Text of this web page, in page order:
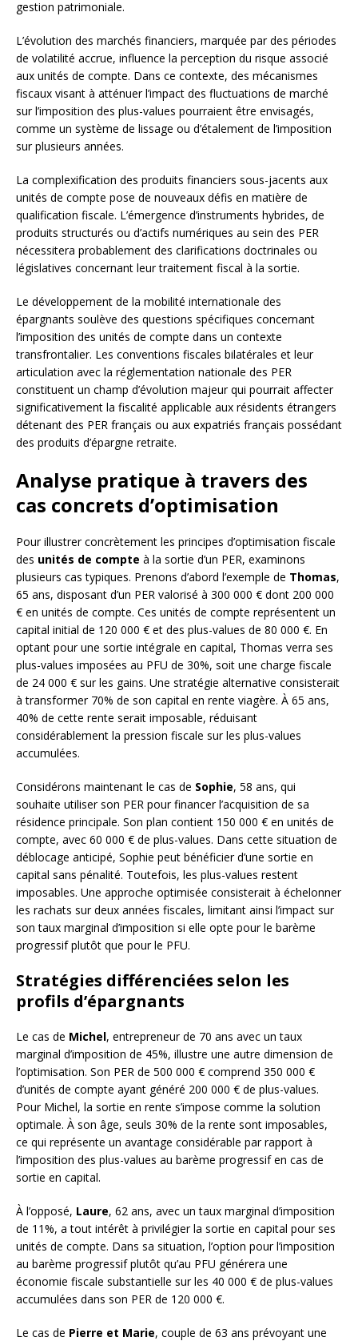
gestion patrimoniale.
L’évolution des marchés financiers, marquée par des périodes
de volatilité accrue, influence la perception du risque associé
aux unités de compte. Dans ce contexte, des mécanismes
fiscaux visant à atténuer l’impact des fluctuations de marché
sur l’imposition des plus-values pourraient être envisagés,
comme un système de lissage ou d’étalement de l’imposition
sur plusieurs années.
La complexification des produits financiers sous-jacents aux
unités de compte pose de nouveaux défis en matière de
qualification fiscale. L’émergence d’instruments hybrides, de
produits structurés ou d’actifs numériques au sein des PER
nécessitera probablement des clarifications doctrinales ou
législatives concernant leur traitement fiscal à la sortie.
Le développement de la mobilité internationale des
épargnants soulève des questions spécifiques concernant
l’imposition des unités de compte dans un contexte
transfrontalier. Les conventions fiscales bilatérales et leur
articulation avec la réglementation nationale des PER
constituent un champ d’évolution majeur qui pourrait affecter
significativement la fiscalité applicable aux résidents étrangers
détenant des PER français ou aux expatriés français possédant
des produits d’épargne retraite.
Analyse pratique à travers des
cas concrets d’optimisation
Pour illustrer concrètement les principes d’optimisation fiscale
des unités de compte à la sortie d’un PER, examinons
plusieurs cas typiques. Prenons d’abord l’exemple de Thomas,
65 ans, disposant d’un PER valorisé à 300 000 € dont 200 000
€ en unités de compte. Ces unités de compte représentent un
capital initial de 120 000 € et des plus-values de 80 000 €. En
optant pour une sortie intégrale en capital, Thomas verra ses
plus-values imposées au PFU de 30%, soit une charge fiscale
de 24 000 € sur les gains. Une stratégie alternative consisterait
à transformer 70% de son capital en rente viagère. À 65 ans,
40% de cette rente serait imposable, réduisant
considérablement la pression fiscale sur les plus-values
accumulées.
Considérons maintenant le cas de Sophie, 58 ans, qui
souhaite utiliser son PER pour financer l’acquisition de sa
résidence principale. Son plan contient 150 000 € en unités de
compte, avec 60 000 € de plus-values. Dans cette situation de
déblocage anticipé, Sophie peut bénéficier d’une sortie en
capital sans pénalité. Toutefois, les plus-values restent
imposables. Une approche optimisée consisterait à échelonner
les rachats sur deux années fiscales, limitant ainsi l’impact sur
son taux marginal d’imposition si elle opte pour le barème
progressif plutôt que pour le PFU.
Stratégies différenciées selon les
profils d’épargnants
Le cas de Michel, entrepreneur de 70 ans avec un taux
marginal d’imposition de 45%, illustre une autre dimension de
l’optimisation. Son PER de 500 000 € comprend 350 000 €
d’unités de compte ayant généré 200 000 € de plus-values.
Pour Michel, la sortie en rente s’impose comme la solution
optimale. À son âge, seuls 30% de la rente sont imposables,
ce qui représente un avantage considérable par rapport à
l’imposition des plus-values au barème progressif en cas de
sortie en capital.
À l’opposé, Laure, 62 ans, avec un taux marginal d’imposition
de 11%, a tout intérêt à privilégier la sortie en capital pour ses
unités de compte. Dans sa situation, l’option pour l’imposition
au barème progressif plutôt qu’au PFU générera une
économie fiscale substantielle sur les 40 000 € de plus-values
accumulées dans son PER de 120 000 €.
Le cas de Pierre et Marie, couple de 63 ans prévoyant une